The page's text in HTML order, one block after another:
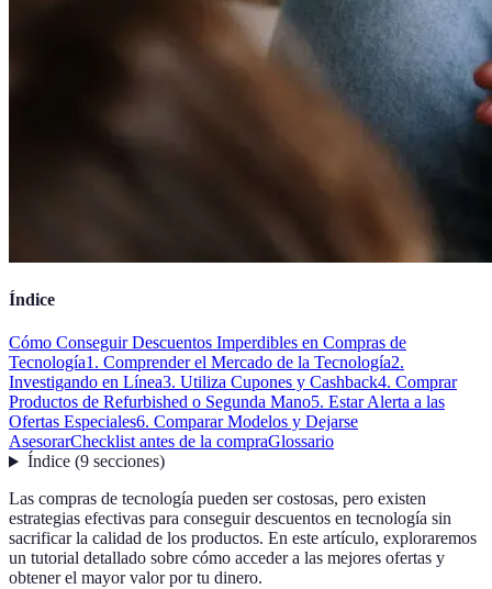
Índice
Cómo Conseguir Descuentos Imperdibles en Compras de
Tecnología1. Comprender el Mercado de la Tecnología2.
Investigando en Línea3. Utiliza Cupones y Cashback4. Comprar
Productos de Refurbished o Segunda Mano5. Estar Alerta a las
Ofertas Especiales6. Comparar Modelos y Dejarse
AsesorarChecklist antes de la compraGlossario
Índice(9 secciones)
Las compras de tecnología pueden ser costosas, pero existen
estrategias efectivas para conseguir descuentos en tecnología sin
sacrificar la calidad de los productos. En este artículo, exploraremos
un tutorial detallado sobre cómo acceder a las mejores ofertas y
obtener el mayor valor por tu dinero.